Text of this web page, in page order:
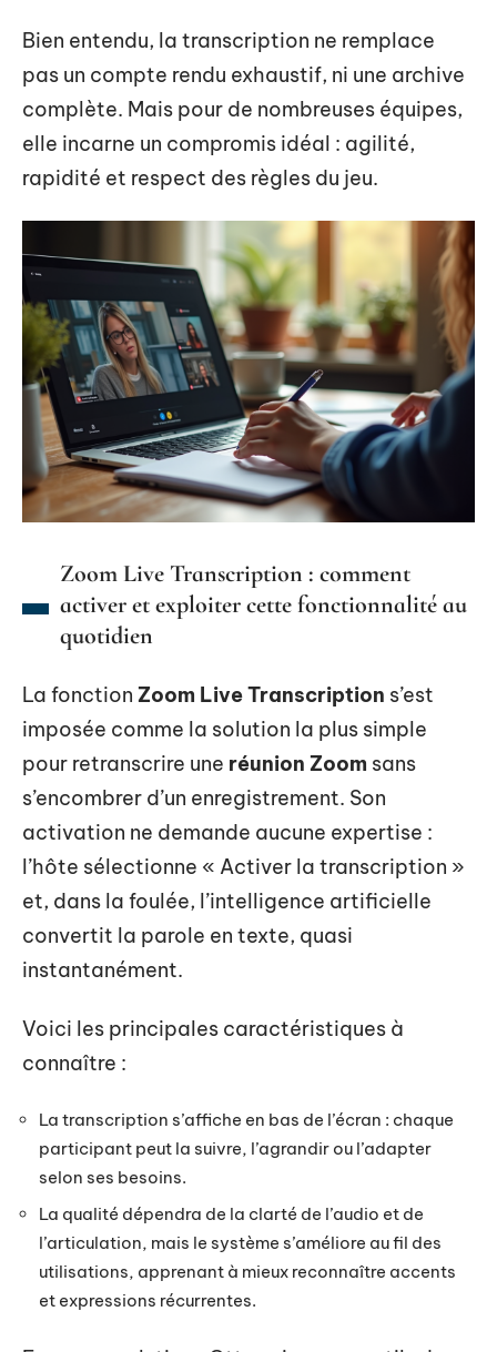
Bien entendu, la transcription ne remplace
pas un compte rendu exhaustif, ni une archive
complète. Mais pour de nombreuses équipes,
elle incarne un compromis idéal : agilité,
rapidité et respect des règles du jeu.
Zoom Live Transcription : comment
activer et exploiter cette fonctionnalité au
quotidien
La fonction Zoom Live Transcription s’est
imposée comme la solution la plus simple
pour retranscrire une réunion Zoom sans
s’encombrer d’un enregistrement. Son
activation ne demande aucune expertise :
l’hôte sélectionne « Activer la transcription »
et, dans la foulée, l’intelligence artificielle
convertit la parole en texte, quasi
instantanément.
Voici les principales caractéristiques à
connaître :
La transcription s’affiche en bas de l’écran : chaque
participant peut la suivre, l’agrandir ou l’adapter
selon ses besoins.
La qualité dépendra de la clarté de l’audio et de
l’articulation, mais le système s’améliore au fil des
utilisations, apprenant à mieux reconnaître accents
et expressions récurrentes.